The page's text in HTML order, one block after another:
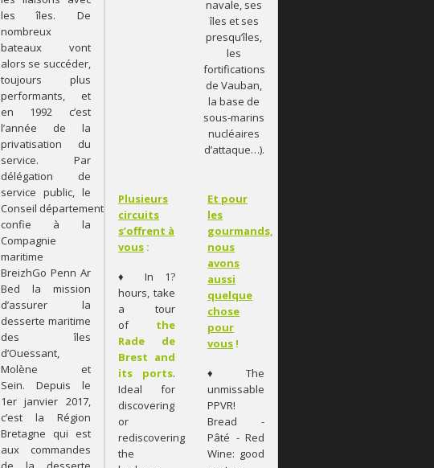
les îles. De
nombreux
bateaux vont
alors se succéder,
toujours plus
performants, et
en 1992 c’est
l’année de la
privatisation du
service. Par
délégation de
service public, le
Conseil départemental
confie à la
Compagnie
maritime
BreizhGo Penn Ar
Bed la mission
d’assurer la
desserte maritime
des îles
d’Ouessant,
Molène et
Sein. Depuis le
1er janvier 2017,
c’est la Région
Bretagne qui est
aux commandes
navale, ses
îles et ses
presqu’îles,
les
fortifications
de Vauban,
la base de
sous-marins
nucléaires
d’attaque…).
Plusieurs
circuits
s’offrent à
vous :
♦ In 1?
hours, take
a tour
of the
Rade de
Brest and
its ports.
Ideal for
discovering
or
rediscovering
the
Et pour
les
gourmands,
nous
avons
aussi
quelque
chose
pour
vous !
♦ The
unmissable
PPVR!
Bread -
Pâté - Red
Wine: good